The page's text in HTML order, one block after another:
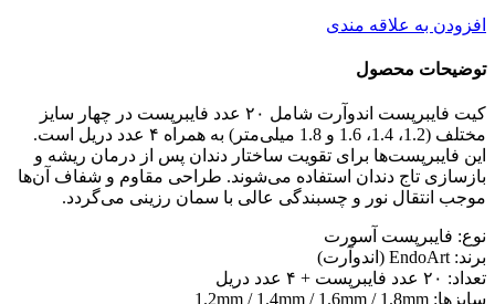
افزودن به علاقه مندی
توضیحات محصول
کیت فایبرپست اندوآرت شامل ۲۰ عدد فایبرپست در چهار سایز
مختلف (1.2، 1.4، 1.6 و 1.8 میلی‌متر) به همراه ۴ عدد دریل است.
این فایبرپست‌ها برای تقویت ساختار دندان پس از درمان ریشه و
بازسازی تاج دندان استفاده می‌شوند. طراحی مقاوم و شفاف آن‌ها
موجب انتقال نور و چسبندگی عالی با سمان رزینی می‌گردد.
نوع: فایبرپست آسورت
برند: EndoArt (اندوآرت)
تعداد: ۲۰ عدد فایبرپست + ۴ عدد دریل
سایزها: 1.2mm / 1.4mm / 1.6mm / 1.8mm